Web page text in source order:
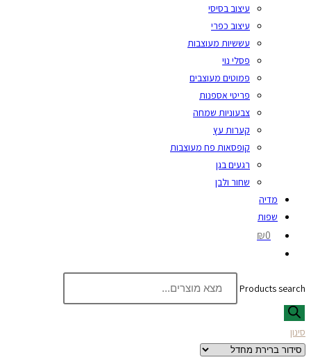
עיצוב בסיסי
עיצוב כפרי
עששיות מעוצבות
פסלי נוי
פמוטים מעוצבים
פריטי אספנות
צבעוניות שמחה
קערות עץ
קופסאות פח מעוצבות
רגעים בגן
שחור ולבן
מדיה
שפות
₪0
Products search
סינון